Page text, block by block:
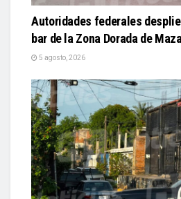
Autoridades federales
bar de la Zona Dorada de
5 agosto, 2026